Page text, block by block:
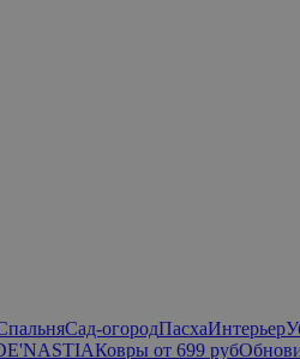
Сад-огородПасхаИнтерьер
Ковры от 699 руб